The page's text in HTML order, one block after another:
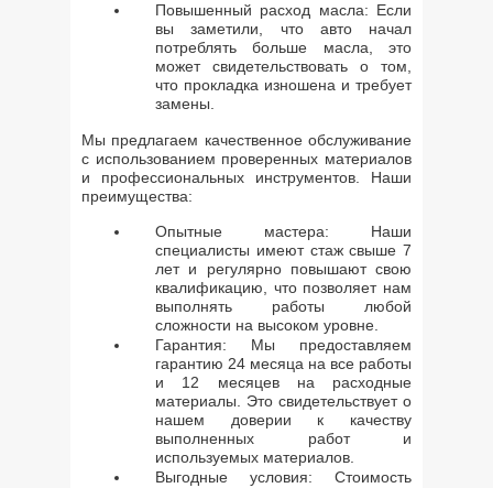
Повышенный расход масла: Если
вы заметили, что авто начал
потреблять больше масла, это
может свидетельствовать о том,
что прокладка изношена и требует
замены.
Мы предлагаем качественное обслуживание
с использованием проверенных материалов
и профессиональных инструментов. Наши
преимущества:
Опытные мастера: Наши
специалисты имеют стаж свыше 7
лет и регулярно повышают свою
квалификацию, что позволяет нам
выполнять работы любой
сложности на высоком уровне.
Гарантия: Мы предоставляем
гарантию 24 месяца на все работы
и 12 месяцев на расходные
материалы. Это свидетельствует о
нашем доверии к качеству
выполненных работ и
используемых материалов.
Выгодные условия: Стоимость